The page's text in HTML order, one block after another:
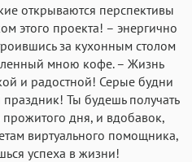
открываются перспективы
этого проекта! – энергично
за кухонным столом
мною кофе. – Жизнь
и радостной! Серые будни
Ты будешь получать
прожитого дня, и вдобавок,
виртуального помощника,
успеха в жизни!